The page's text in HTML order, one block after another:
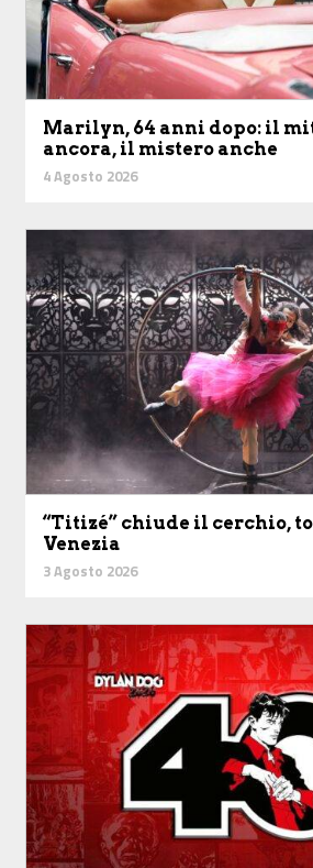
Marilyn, 64 anni dopo: il
ancora, il mistero anche
4 Agosto 2026
“Titizé” chiude il cerchio,
Venezia
3 Agosto 2026